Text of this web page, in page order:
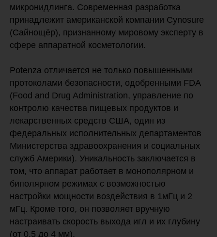
микронидлинга. Современная разработка
принадлежит американской компании Cynosure
(Сайнощёр), признанному мировому эксперту в
сфере аппаратной косметологии.
Potenza отличается не только повышенными
протоколами безопасности, одобренными FDA
(Food and Drug Administration, управление по
контролю качества пищевых продуктов и
лекарственных средств США, один из
федеральных исполнительных департаментов
Министерства здравоохранения и социальных
служб Америки). Уникальность заключается в
том, что аппарат работает в монополярном и
биполярном режимах с возможностью
настройки мощности воздействия в 1мГц и 2
мГц. Кроме того, он позволяет вручную
настраивать скорость выхода игл и их глубину
(от 0,5 до 4 мм).